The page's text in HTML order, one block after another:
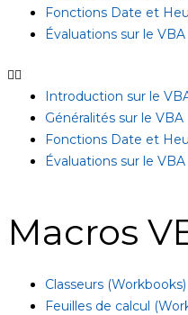
Fonctions Date et
Évaluations sur le VBA
Introduction sur le
Généralités sur le VBA
Fonctions Date et
Évaluations sur le VBA
Macros
Classeurs (Workbooks)
Feuilles de calcul